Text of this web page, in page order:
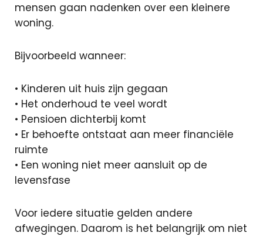
mensen gaan nadenken over een kleinere
woning.
Bijvoorbeeld wanneer:
• Kinderen uit huis zijn gegaan
• Het onderhoud te veel wordt
• Pensioen dichterbij komt
• Er behoefte ontstaat aan meer financiële
ruimte
• Een woning niet meer aansluit op de
levensfase
Voor iedere situatie gelden andere
afwegingen. Daarom is het belangrijk om niet